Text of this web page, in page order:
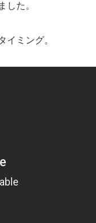
した。
イミング。